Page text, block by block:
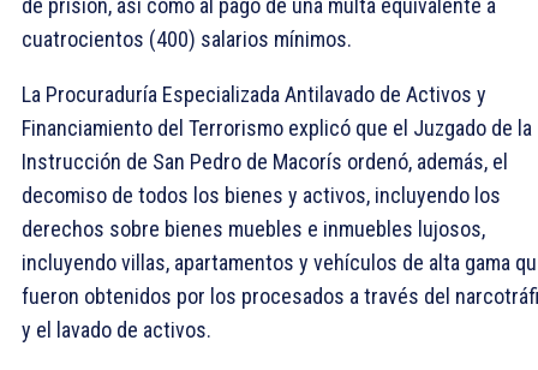
cuatrocientos (400) salarios mínimos.
La Procuraduría Especializada Antilavado de Activos y
Financiamiento del Terrorismo explicó que el Juzgado de la
Instrucción de San Pedro de Macorís ordenó, además, el
decomiso de todos los bienes y activos, incluyendo los
derechos sobre bienes muebles e inmuebles lujosos,
incluyendo villas, apartamentos y vehículos de alta gama
fueron obtenidos por los procesados a través del
y el lavado de activos.